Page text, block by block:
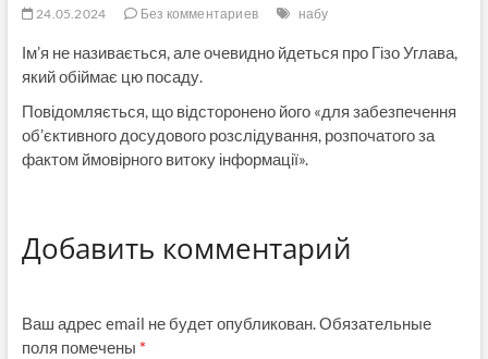
24.05.2024 Без комментариев набу
Ім’я не називається, але очевидно йдеться про Гізо Углава,
який обіймає цю посаду.
Повідомляється, що відсторонено його «для забезпечення
об’єктивного досудового розслідування, розпочатого за
фактом ймовірного витоку інформації».
Добавить комментарий
Ваш адрес email не будет опубликован.Обязательные
поля помечены *